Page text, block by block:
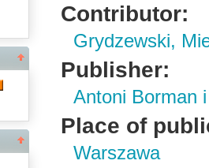
Contributor:
Grydzewski,
Publisher:
Antoni Borman
Place of
Warszawa